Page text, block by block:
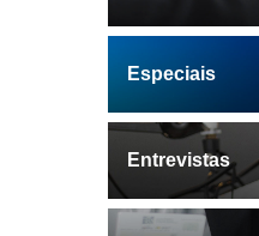
Especiais
Entrevistas